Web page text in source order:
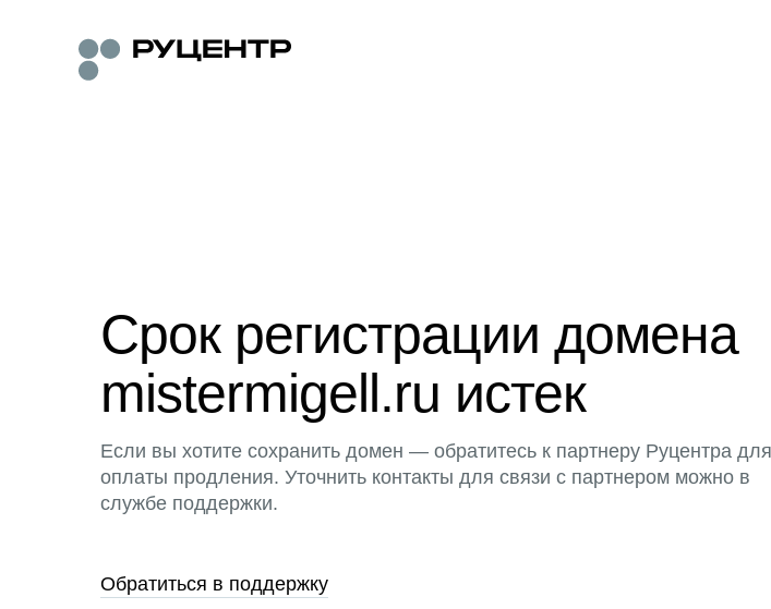
Срок регистрации домена
mistermigell.ru истек
Если вы хотите сохранить домен — обратитесь к партнеру Руцентра для
оплаты продления. Уточнить контакты для связи с партнером можно в
службе поддержки.
Обратиться в поддержку